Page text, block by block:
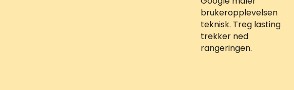
brukeropplevelsen
teknisk. Treg lasting
trekker ned
rangeringen.